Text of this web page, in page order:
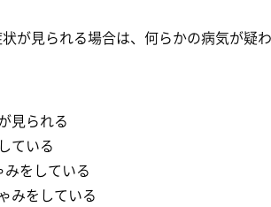
が見られる場合は、何らかの病気が疑
見られる
ている
みをしている
みをしている